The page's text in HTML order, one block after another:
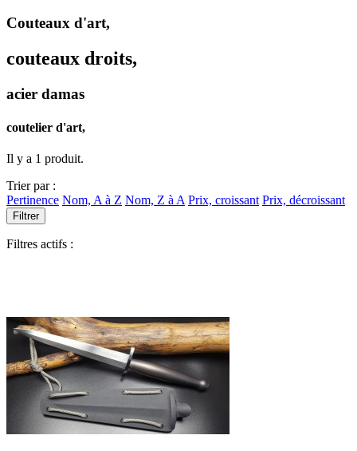
Couteaux d'art,
couteaux droits,
acier damas
coutelier d'art,
Il y a 1 produit.
Trier par :
Pertinence Nom, A à Z Nom, Z à A Prix, croissant Prix, décroissant
Filtrer
Filtres actifs :